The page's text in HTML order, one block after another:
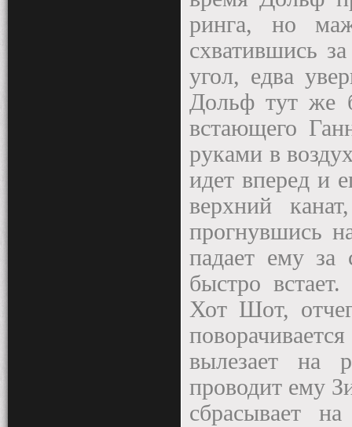
ринга, но
схватившись
угол, едва
Дольф тут же
встающего
руками в
идет вперед и
верхний
прогнувшись
падает ему за
быстро
Хот Шот,
вылезает на
проводит ему
сбрасывает